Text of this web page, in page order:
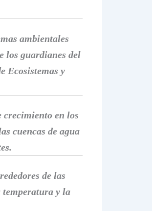
ambientales
los guardianes del
Ecosistemas y
crecimiento en los
cuencas de agua
de las
temperatura y la